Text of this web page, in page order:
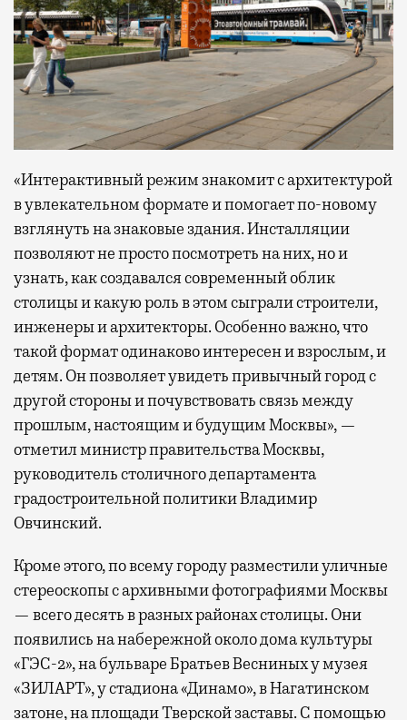
«Интерактивный режим знакомит с архитектурой
в увлекательном формате и помогает по-новому
взглянуть на знаковые здания. Инсталляции
позволяют не просто посмотреть на них, но и
узнать, как создавался современный облик
столицы и какую роль в этом сыграли строители,
инженеры и архитекторы. Особенно важно, что
такой формат одинаково интересен и взрослым, и
детям. Он позволяет увидеть привычный город с
другой стороны и почувствовать связь между
прошлым, настоящим и будущим Москвы», —
отметил министр правительства Москвы,
руководитель столичного департамента
градостроительной политики Владимир
Овчинский.
Кроме этого, по всему городу разместили уличные
стереоскопы с архивными фотографиями Москвы
— всего десять в разных районах столицы. Они
появились на набережной около дома культуры
«ГЭС-2», на бульваре Братьев Весниных у музея
«ЗИЛАРТ», у стадиона «Динамо», в Нагатинском
затоне, на площади Тверской заставы. С помощью